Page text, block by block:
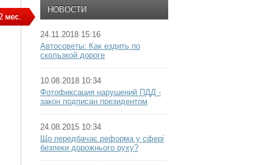
НОВОСТИ
24.11.2018 15:16
Автосоветы: Как ездить по
скользкой дороге
10.08.2018 10:34
Фотофиксация нарушений ПДД -
закон подписан президентом
24.08.2015 10:34
Що передбачає реформа у сфері
безпеки дорожнього руху?